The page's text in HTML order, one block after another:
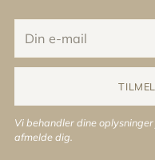
e-
mail
Vi behandler dine
afmelde dig.